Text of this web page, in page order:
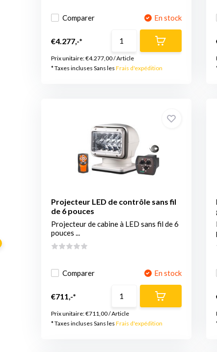
Comparer En stock
€4.277,-*
Prix unitaire:€4.277,00/Article
* Taxes incluses Sans les Frais d'expédition
Projecteur LED de contrôle sans fil
de 6 pouces
Projecteur de cabine à LED sans fil de 6
pouces ...
Comparer En stock
€711,-*
Prix unitaire:€711,00/Article
* Taxes incluses Sans les Frais d'expédition